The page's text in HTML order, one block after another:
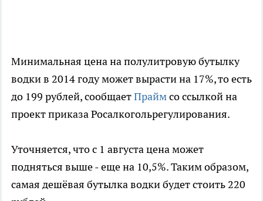
Минимальная цена на полулитровую бутылку
водки в 2014 году может вырасти на 17%, то есть
до 199 рублей, сообщаетПраймсо ссылкой на
проект приказа Росалкогольрегулирования.
Уточняется, что с 1 августа цена может
подняться выше - еще на 10,5%. Таким образом,
самая дешёвая бутылка водки будет стоить 220